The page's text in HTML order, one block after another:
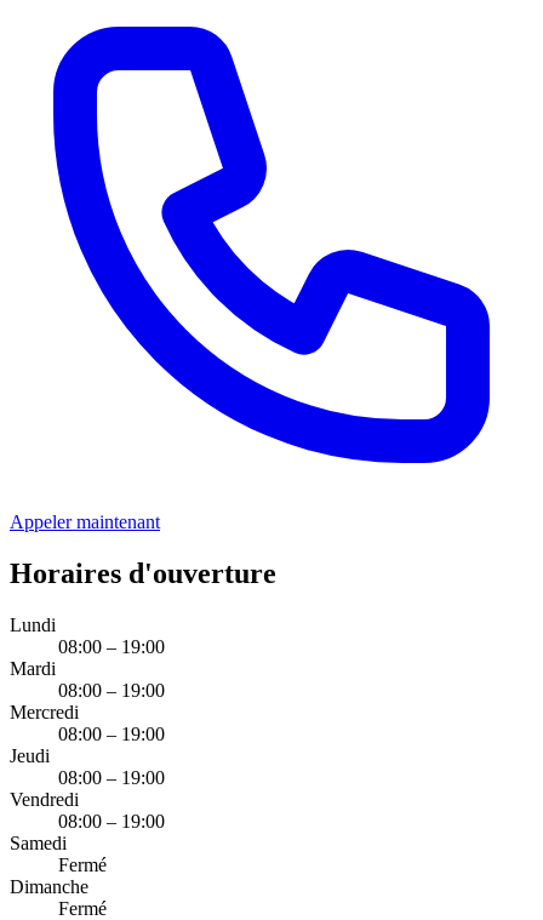
Appeler maintenant
Horaires d'ouverture
Lundi
08:00 – 19:00
Mardi
08:00 – 19:00
Mercredi
08:00 – 19:00
Jeudi
08:00 – 19:00
Vendredi
08:00 – 19:00
Samedi
Fermé
Dimanche
Fermé